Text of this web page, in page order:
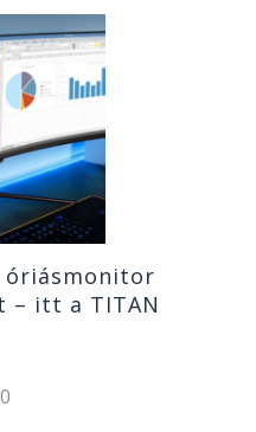
óriásmonitor
– itt a TITAN
0